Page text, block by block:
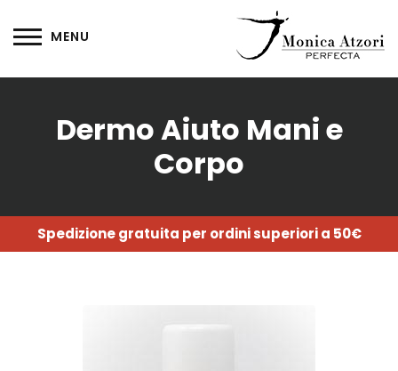
Dermo Aiuto Mani e
Corpo
Spedizione gratuita per ordini superiori a 50€